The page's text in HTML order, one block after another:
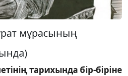
мұрасының
тарихында бір-біріне